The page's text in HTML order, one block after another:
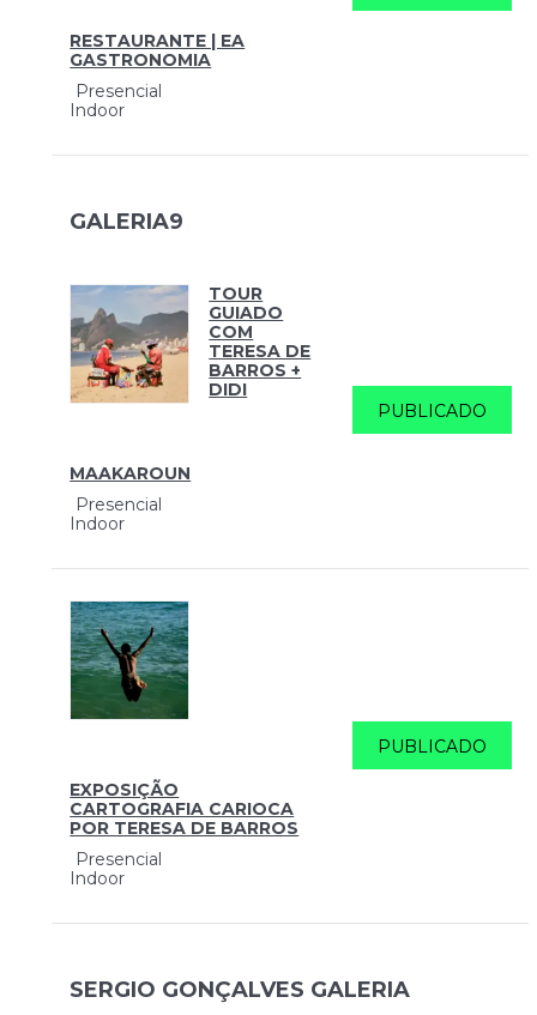
RESTAURANTE | EA
GASTRONOMIA
Presencial
Indoor
GALERIA9
TOUR
GUIADO
COM
TERESA DE
BARROS +
DIDI
MAAKAROUN
Presencial
Indoor
PUBLICADO
EXPOSIÇÃO
CARTOGRAFIA CARIOCA
POR TERESA DE BARROS
Presencial
Indoor
PUBLICADO
SERGIO GONÇALVES GALERIA